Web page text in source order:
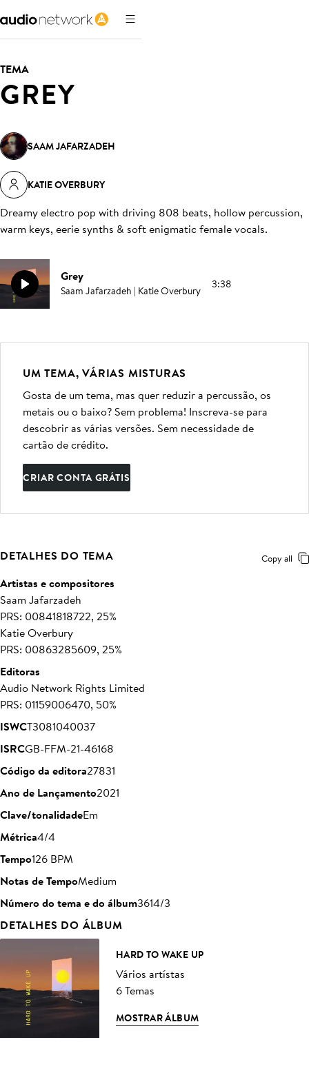
TEMA
GREY
SAAM JAFARZADEH
KATIE OVERBURY
Dreamy electro pop with driving 808 beats, hollow percussion,
warm keys, eerie synths & soft enigmatic female vocals.
Grey
Saam Jafarzadeh | Katie Overbury 3:38
UM TEMA, VÁRIAS MISTURAS
Gosta de um tema, mas quer reduzir a percussão, os
metais ou o baixo? Sem problema! Inscreva-se para
descobrir as várias versões. Sem necessidade de
cartão de crédito.
CRIAR CONTA GRÁTIS
DETALHES DO TEMA Copy all
Artistas e compositores
Saam Jafarzadeh
PRS: 00841818722, 25%
Katie Overbury
PRS: 00863285609, 25%
Editoras
Audio Network Rights Limited
PRS: 01159006470, 50%
ISWCT3081040037
ISRCGB-FFM-21-46168
Código da editora27831
Ano de Lançamento2021
Clave/tonalidadeEm
Métrica4/4
Tempo126 BPM
Notas de TempoMedium
Número do tema e do álbum3614/3
DETALHES DO ÁLBUM
HARD TO WAKE UP
Vários artístas
6 Temas
MOSTRAR ÁLBUM